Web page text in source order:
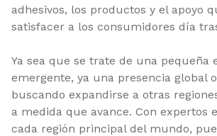
adhesivos, los productos y el apoyo
satisfacer a los consumidores día
Ya sea que se trate de una pequeña
emergente, ya una presencia global
buscando expandirse a otras
a medida que avance. Con expertos
cada región principal del mundo,